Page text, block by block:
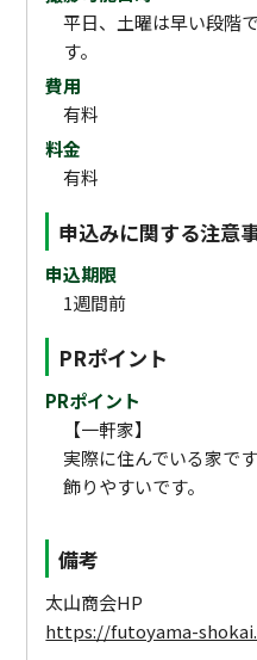
平日、土曜は早い段階
す。
費用
有料
料金
有料
申込みに関する注意
申込期限
1週間前
PRポイント
PRポイント
【一軒家】
実際に住んでいる家で
飾りやすいです。
備考
太山商会HP
https://futoyama-